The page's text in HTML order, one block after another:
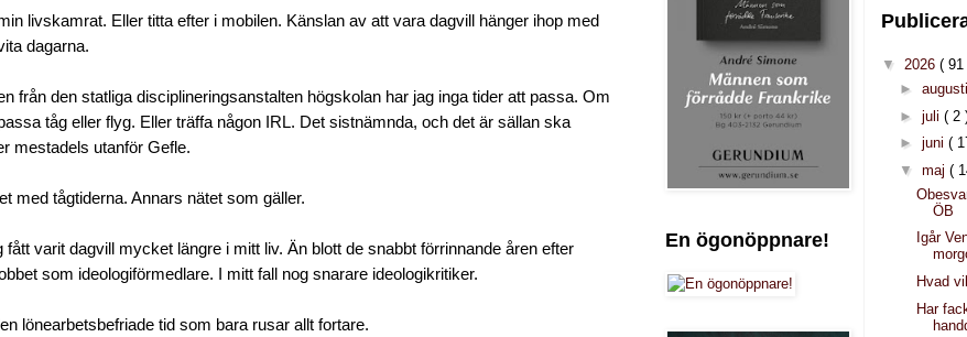
livskamrat. Eller titta efter i mobilen. Känslan av att vara dagvill hänger ihop med
dagarna.
från den statliga disciplineringsanstalten högskolan har jag inga tider att passa. Om
tåg eller flyg. Eller träffa någon IRL. Det sistnämnda, och det är sällan ska
mestadels utanför Gefle.
med tågtiderna. Annars nätet som gäller.
fått varit dagvill mycket längre i mitt liv. Än blott de snabbt förrinnande åren efter
som ideologiförmedlare. I mitt fall nog snarare ideologikritiker.
lönearbetsbefriade tid som bara rusar allt fortare.
En ögonöppnare!
▼ 2026 ( 91
►
► juli ( 2
► juni (
▼ maj (
ÖB
Igår
Hvad
Har